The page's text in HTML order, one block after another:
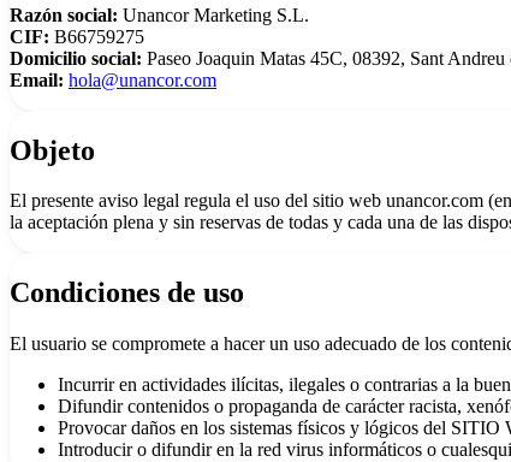
🇪🇸 ES🇬🇧 EN
Acceder
Razón social: Unancor Marketing S.L.
CIF: B66759275
Domicilio social: Paseo Joaquin Matas 45C, 08392, Sant
Email: hola@unancor.com
Objeto
El presente aviso legal regula el uso del sitio web unancor.com
la aceptación plena y sin reservas de todas y cada una de las
Condiciones de uso
El usuario se compromete a hacer un uso adecuado de los
Incurrir en actividades ilícitas, ilegales o contrarias a la
Difundir contenidos o propaganda de carácter racista,
Provocar daños en los sistemas físicos y lógicos del SITIO
Introducir o difundir en la red virus informáticos o